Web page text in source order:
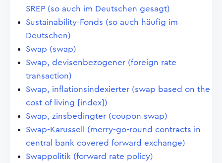
SREP (so auch im Deutschen gesagt)
Sustainability-Fonds (so auch häufig im
Deutschen)
Swap (swap)
Swap, devisenbezogener (foreign rate
transaction)
Swap, inflationsindexierter (swap based on the
cost of living [index])
Swap, zinsbedingter (coupon swap)
Swap-Karussell (merry-go-round contracts in
central bank covered forward exchange)
Swappolitik (forward rate policy)